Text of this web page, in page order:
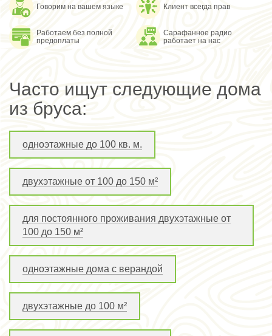
Говорим на вашем языке Клиент всегда прав
Работаем без полной
предоплаты
Сарафанное радио
работает на нас
Часто ищут следующие дома
из бруса:
одноэтажные до 100 кв. м.
двухэтажные от 100 до 150 м²
для постоянного проживания двухэтажные от
100 до 150 м²
одноэтажные дома с верандой
двухэтажные до 100 м²